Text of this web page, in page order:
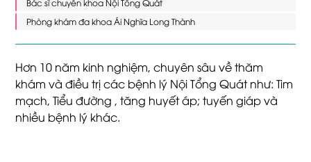
Bác sĩ chuyên khoa Nội Tổng Quát
Phòng khám đa khoa Ái Nghĩa Long Thành
Hơn 10 năm kinh nghiệm, chuyên sâu về thăm
khám và điều trị các bệnh lý Nội Tổng Quát như: Tim
mạch, Tiểu đường , tăng huyết áp; tuyến giáp và
nhiều bệnh lý khác.